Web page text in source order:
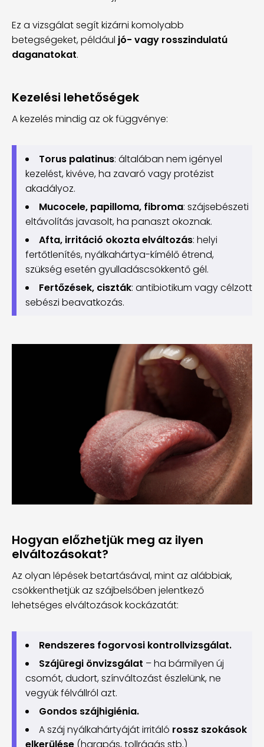
Ez a vizsgálat segít kizárni komolyabb
betegségeket, például jó- vagy rosszindulatú
daganatokat.
Kezelési lehetőségek
A kezelés mindig az ok függvénye:
Torus palatinus: általában nem igényel
kezelést, kivéve, ha zavaró vagy protézist
akadályoz.
Mucocele, papilloma, fibroma: szájsebészeti
eltávolítás javasolt, ha panaszt okoznak.
Afta, irritáció okozta elváltozás: helyi
fertőtlenítés, nyálkahártya-kímélő étrend,
szükség esetén gyulladáscsökkentő gél.
Fertőzések, ciszták: antibiotikum vagy célzott
sebészi beavatkozás.
Hogyan előzhetjük meg az ilyen
elváltozásokat?
Az olyan lépések betartásával, mint az alábbiak,
csökkenthetjük az szájbelsőben jelentkező
lehetséges elváltozások kockázatát:
Rendszeres fogorvosi kontrollvizsgálat.
Szájüregi önvizsgálat – ha bármilyen új
csomót, dudort, színváltozást észlelünk, ne
vegyük félvállról azt.
Gondos szájhigiénia.
A száj nyálkahártyáját irritáló rossz szokások